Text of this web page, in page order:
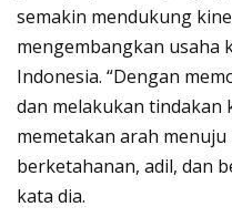
semakin mendukung
mengembangkan usaha
Indonesia. “Dengan
dan melakukan
memetakan arah
berketahanan, adil, dan
kata dia.